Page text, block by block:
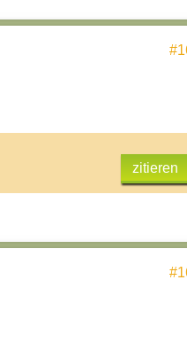
zitieren